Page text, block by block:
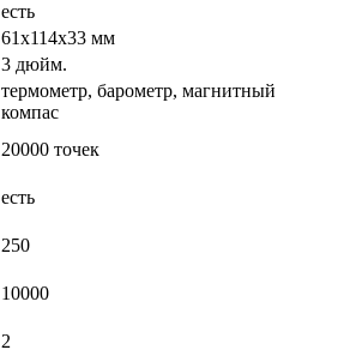
есть
61x114x33 мм
3 дюйм.
термометр, барометр, магнитный
компас
20000 точек
есть
250
10000
2